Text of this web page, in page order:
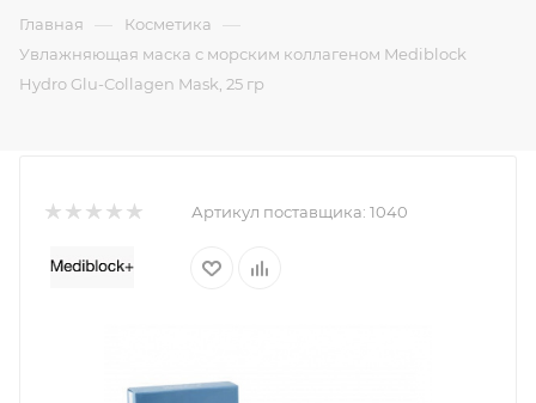
Главная — Косметика —
Увлажняющая маска с морским коллагеном Mediblock
Hydro Glu-Collagen Mask, 25 гр
Артикул поставщика: 1040